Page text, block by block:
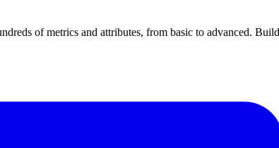
of metrics and attributes, from basic to advanced.